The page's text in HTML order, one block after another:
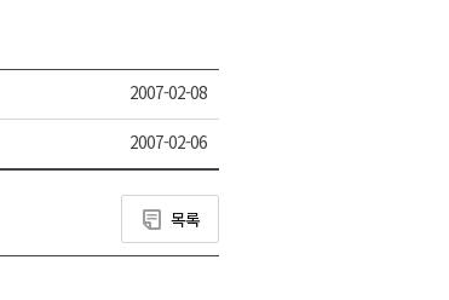
2007-02-08
2007-02-06
목록